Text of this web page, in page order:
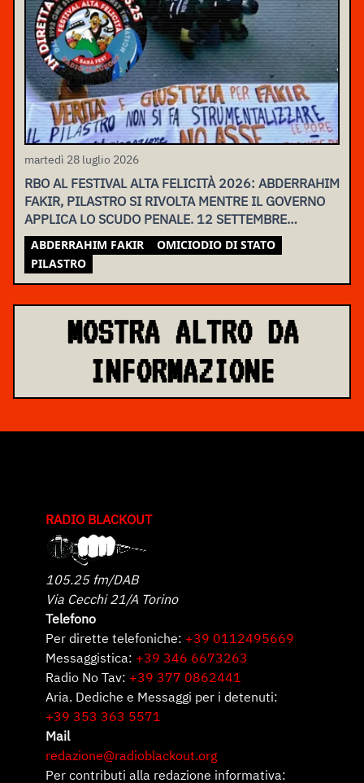
martedì 28 luglio 2026
RBO AL FESTIVAL ALTA FELICITÀ 2026: ABDERRAHIM
FAKIR, PILASTRO SI RIVOLTA MENTRE IL GOVERNO
APPLICA LO SCUDO PENALE. 12 SETTEMBRE
ASSEMBLEA NAZIONALE
ABDERRAHIM FAKIR
OMICIODIO DI STATO
PILASTRO
MOSTRA ALTRO DA
INFORMAZIONE
RADIO BLACKOUT
105.25 fm/DAB
Via Cecchi 21/A Torino
Telefono
Per dirette telefoniche: +39 0112495669
Messaggistica: +39 346 6673263
Radio No Tav: +39 377 0862441
Aria. Dediche e Messaggi per i detenuti:
+39 353 363 5571
Mail
redazione@radioblackout.org
Per contributi alla redazione informativa: